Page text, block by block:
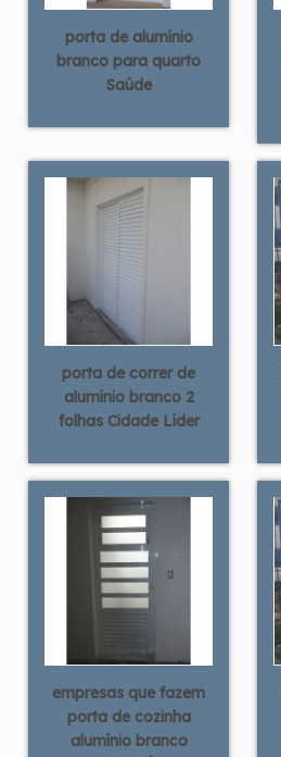
porta de alumínio
branco para quarto
Saúde
porta de correr de
alumínio branco 2
folhas Cidade Líder
empresas que fazem
porta de cozinha
alumínio branco